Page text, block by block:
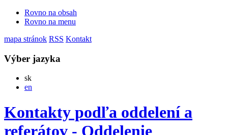
Rovno na obsah
Rovno na menu
mapa stránok RSS Kontakt
Výber jazyka
skSlovensky
en
Kontakty podľa oddelení a
referátov - Oddelenie